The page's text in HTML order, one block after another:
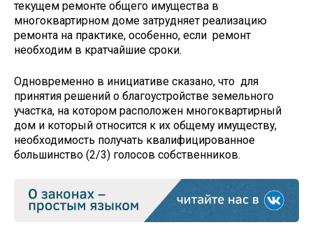
текущем ремонте общего имущества в
многоквартирном доме затрудняет реализацию
ремонта на практике, особенно, если ремонт
необходим в кратчайшие сроки.
Одновременно в инициативе сказано, что для
принятия решений о благоустройстве земельного
участка, на котором расположен многоквартирный
дом и который относится к их общему имуществу,
необходимость получать квалифицированное
большинство (2/3) голосов собственников.